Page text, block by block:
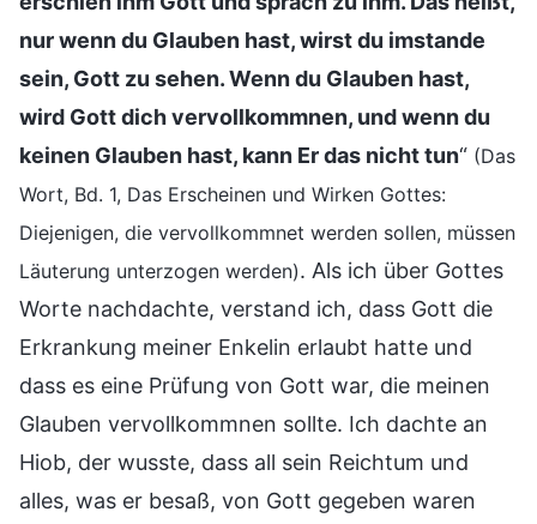
nur wenn du Glauben hast, wirst du imstande
sein, Gott zu sehen. Wenn du Glauben hast,
wird Gott dich vervollkommnen, und wenn du
keinen Glauben hast, kann Er das nicht tun“ (Das
Wort, Bd. 1, Das Erscheinen und Wirken Gottes:
Diejenigen, die vervollkommnet werden sollen, müssen
Läuterung unterzogen werden). Als ich über Gottes
Worte nachdachte, verstand ich, dass Gott die
Erkrankung meiner Enkelin erlaubt hatte und
dass es eine Prüfung von Gott war, die meinen
Glauben vervollkommnen sollte. Ich dachte an
Hiob, der wusste, dass all sein Reichtum und
alles, was er besaß, von Gott gegeben waren